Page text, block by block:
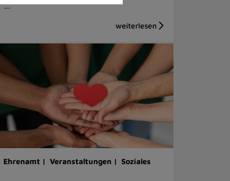
…
Ehrenamt | Veranstaltungen | Soziales